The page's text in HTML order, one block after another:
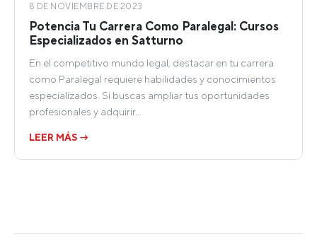
8 DE NOVIEMBRE DE 2023
Potencia Tu Carrera Como Paralegal: Cursos
Especializados en Satturno
En el competitivo mundo legal, destacar en tu carrera
como Paralegal requiere habilidades y conocimientos
especializados. Si buscas ampliar tus oportunidades
profesionales y adquirir…
LEER MÁS →